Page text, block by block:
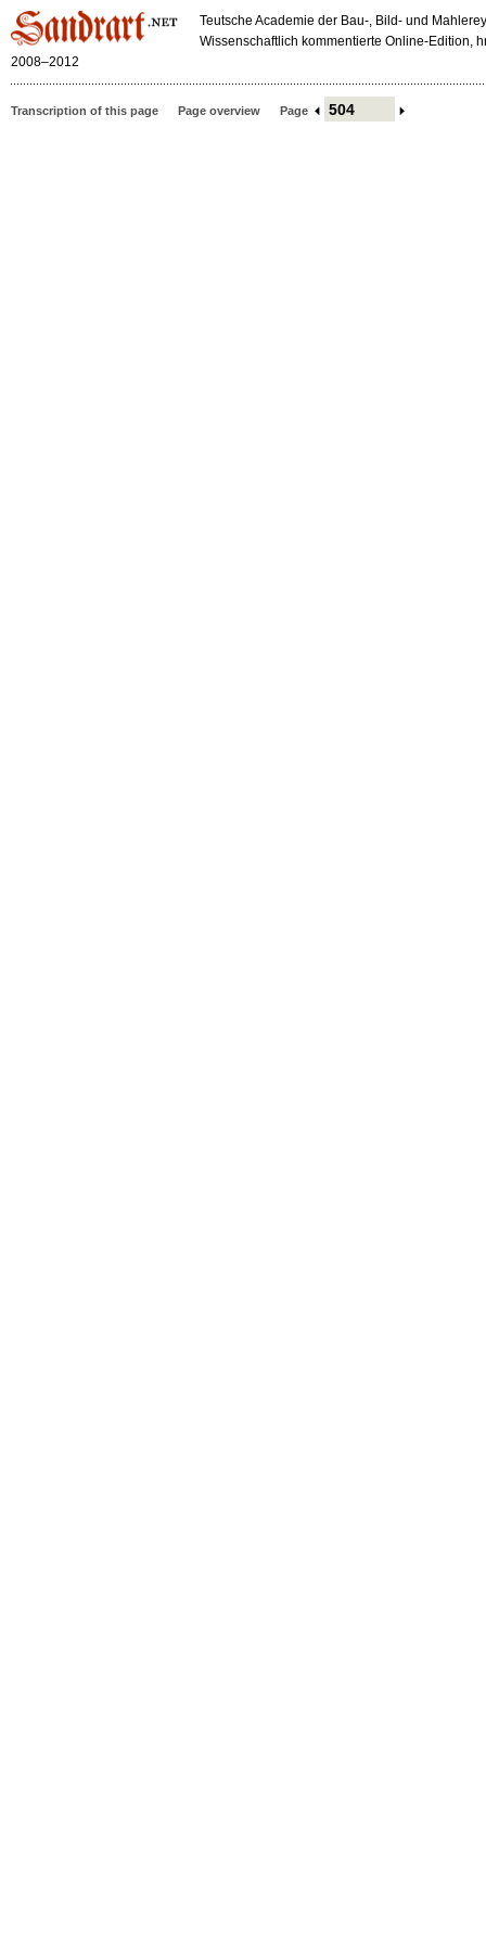
Teutsche Academie der Bau-, Bild- und
Wissenschaftlich kommentierte Online-Edition,
2008–2012
Transcription of this page Page overview Page